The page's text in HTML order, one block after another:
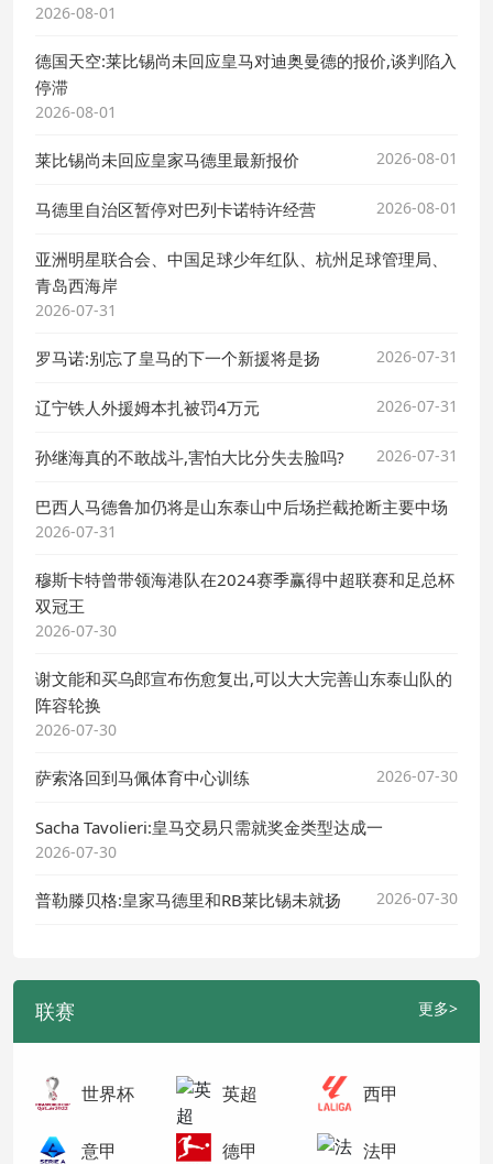
2026-08-01
德国天空:莱比锡尚未回应皇马对迪奥曼德的报价,谈判陷入
停滞
2026-08-01
莱比锡尚未回应皇家马德里最新报价 2026-08-01
马德里自治区暂停对巴列卡诺特许经营 2026-08-01
亚洲明星联合会、中国足球少年红队、杭州足球管理局、
青岛西海岸
2026-07-31
罗马诺:别忘了皇马的下一个新援将是扬 2026-07-31
辽宁铁人外援姆本扎被罚4万元 2026-07-31
孙继海真的不敢战斗,害怕大比分失去脸吗? 2026-07-31
巴西人马德鲁加仍将是山东泰山中后场拦截抢断主要中场
2026-07-31
穆斯卡特曾带领海港队在2024赛季赢得中超联赛和足总杯
双冠王
2026-07-30
谢文能和买乌郎宣布伤愈复出,可以大大完善山东泰山队的
阵容轮换
2026-07-30
萨索洛回到马佩体育中心训练 2026-07-30
Sacha Tavolieri:皇马交易只需就奖金类型达成一
2026-07-30
普勒滕贝格:皇家马德里和RB莱比锡未就扬 2026-07-30
联赛 更多>
世界杯 英超 西甲
意甲 德甲 法甲